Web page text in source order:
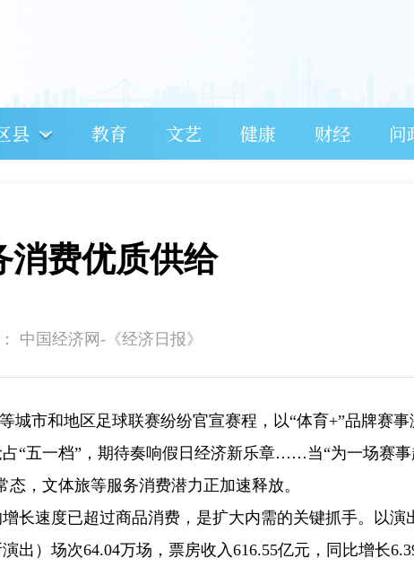
县 教育 文艺 健康 财经 问
消费优质供给
中国经济网-《经济日报》
城市和地区足球联赛纷纷官宣赛程，以“体育+”品牌赛
“五一档”，期待奏响假日经济新乐章……当“为一场赛事
态，文体旅等服务消费潜力正加速释放。
长速度已超过商品消费，是扩大内需的关键抓手。以演
出）场次64.04万场，票房收入616.55亿元，同比增长